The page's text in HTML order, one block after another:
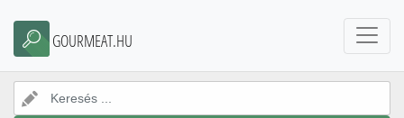
GOURMEAT.HU